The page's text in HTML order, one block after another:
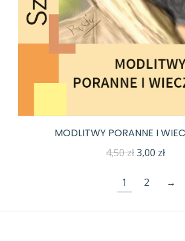
MODLITWY PORANNE I
4,50złPierwotna
wynosiła:
3,00 zł
1 2 →